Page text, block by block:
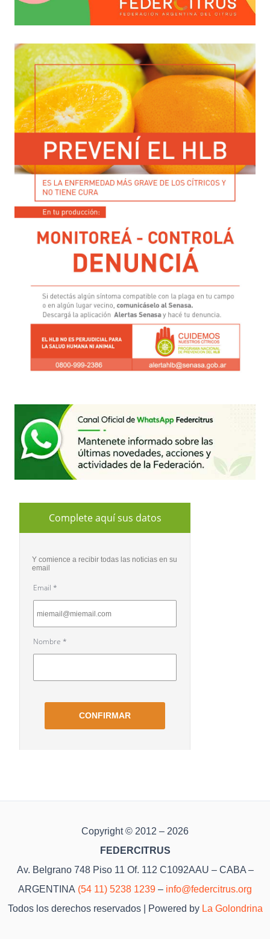
Copyright © 2012 – 2026
FEDERCITRUS
Av. Belgrano 748 Piso 11 Of. 112 C1092AAU – CABA –
ARGENTINA (54 11) 5238 1239 – info@federcitrus.org
Todos los derechos reservados | Powered by La Golondrina